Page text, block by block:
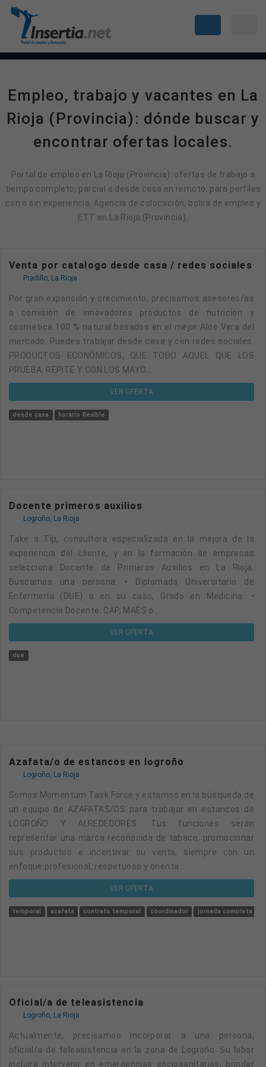
Empleo, trabajo y vacantes en La
Rioja (Provincia): dónde buscar y
encontrar ofertas locales.
Portal de empleo en La Rioja (Provincia): ofertas de trabajo a
tiempo completo, parcial o desde casa en remoto, para perfiles
con o sin experiencia. Agencia de colocación, bolsa de empleo y
ETT en La Rioja (Provincia).
Venta por catalogo desde casa / redes sociales
Pradillo, La Rioja
Por gran expansión y crecimiento, precisamos asesores/as
a comisión de innovadores productos de nutrición y
cosmética 100 % natural basados en el mejor Aloe Vera del
mercado. Puedes trabajar desde casa y con redes sociales.
PRODUCTOS ECONÓMICOS, QUE TODO AQUEL QUE LOS
PRUEBA, REPITE Y CON LOS MAYO...
VER OFERTA
desde casa horario flexible
Docente primeros auxilios
Logroño, La Rioja
Take a Tip, consultora especializada en la mejora de la
experiencia del cliente, y en la formación de empresas
selecciona Docente de Primeros Auxilios en La Rioja.
Buscamos una persona: • Diplomada Universitario de
Enfermería (DUE) o en su caso, Grado en Medicina. •
Competencia Docente: CAP, MAES o ...
VER OFERTA
due
Azafata/o de estancos en logroño
Logroño, La Rioja
Somos Momentum Task Force y estamos en la búsqueda de
un equipo de AZAFATAS/OS para trabajar en estancos de
LOGROÑO Y ALREDEDORES. Tus funciones serán
representar una marca reconocida de tabaco, promocionar
sus productos e incentivar su venta, siempre con un
enfoque profesional, respetuoso y orienta...
VER OFERTA
temporal azafata contrato temporal coordinador jornada completa
Oficial/a de teleasistencia
Logroño, La Rioja
Actualmente, precisamos incorporar a una persona,
oficial/a de teleasistencia en la zona de Logroño. Su labor
incluirá intervenir en emergencias sociosanitarias, brindar